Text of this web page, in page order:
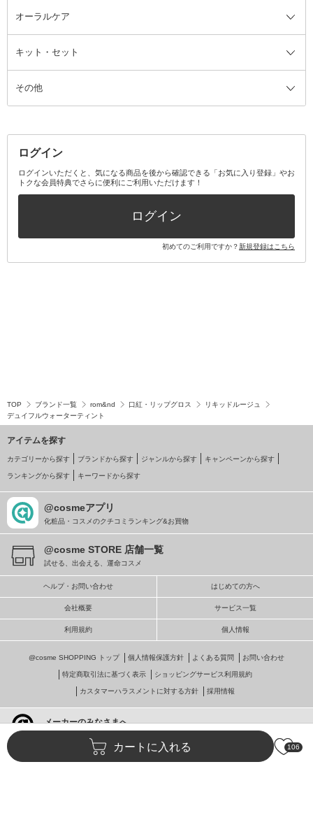
カートに入れる 106
カミソリ
ファンデーション・パウダーケー
ス
ミラー・鏡
ヘッドマッサージブラシ
ルームフレグランス・ディフュー
ザー
アロマキャンドル
消臭剤・芳香剤
ボディケア美容家電
その他美容家電
ウェア全て
レッグウェア
オーラルケア
オーラルケア全て
歯ブラシ
その他オーラルケア
キット・セット
キット・セット全て
ボディケアキット
その他キット・セット
その他
ログイン
ログインいただくと、気になる商品を後から確認できる「お気に入り登録」やお
トクな会員特典でさらに便利にご利用いただけます！
ログイン
初めてのご利用ですか？新規登録はこちら
TOP ブランド一覧 rom&nd 口紅・リップグロス
リキッドルージュ
デュイフルウォーターティント
アイテムを探す
カテゴリーから探す ブランドから探す ジャンルから探す キャンペーンから探す
ランキングから探す キーワードから探す
@cosmeアプリ
化粧品・コスメのクチコミランキング&お買物
@cosme STORE 店舗一覧
試せる、出会える、運命コスメ
ヘルプ・お問い合わせ はじめての方へ
会社概要 サービス一覧
利用規約 個人情報
@cosme SHOPPING トップ 個人情報保護方針 よくある質問 お問い合わせ
特定商取引法に基づく表示 ショッピングサービス利用規約
カスタマーハラスメントに対する方針 採用情報
メーカーのみなさまへ